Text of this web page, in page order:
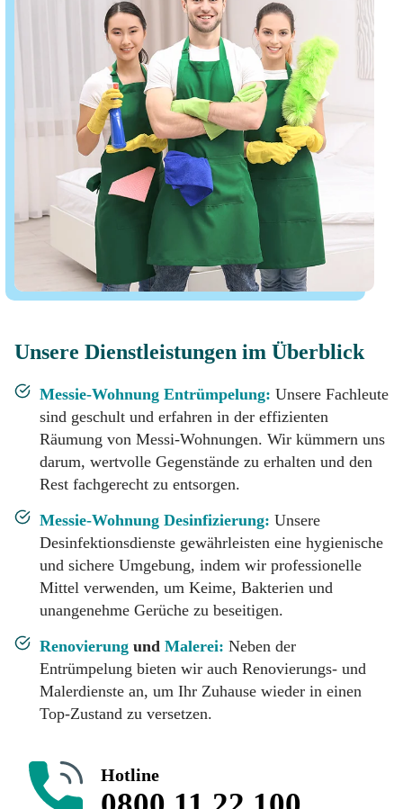
Unsere Dienstleistungen im Überblick
Messie-Wohnung Entrümpelung: Unsere Fachleute
sind geschult und erfahren in der effizienten
Räumung von Messi-Wohnungen. Wir kümmern uns
darum, wertvolle Gegenstände zu erhalten und den
Rest fachgerecht zu entsorgen.
Messie-Wohnung Desinfizierung: Unsere
Desinfektionsdienste gewährleisten eine hygienische
und sichere Umgebung, indem wir professionelle
Mittel verwenden, um Keime, Bakterien und
unangenehme Gerüche zu beseitigen.
Renovierungund Malerei: Neben der
Entrümpelung bieten wir auch Renovierungs- und
Malerdienste an, um Ihr Zuhause wieder in einen
Top-Zustand zu versetzen.
Hotline